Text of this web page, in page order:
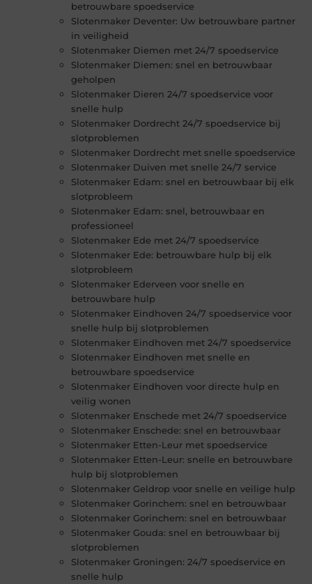
betrouwbare spoedservice
Slotenmaker Deventer: Uw betrouwbare partner
in veiligheid
Slotenmaker Diemen met 24/7 spoedservice
Slotenmaker Diemen: snel en betrouwbaar
geholpen
Slotenmaker Dieren 24/7 spoedservice voor
snelle hulp
Slotenmaker Dordrecht 24/7 spoedservice bij
slotproblemen
Slotenmaker Dordrecht met snelle spoedservice
Slotenmaker Duiven met snelle 24/7 service
Slotenmaker Edam: snel en betrouwbaar bij elk
slotprobleem
Slotenmaker Edam: snel, betrouwbaar en
professioneel
Slotenmaker Ede met 24/7 spoedservice
Slotenmaker Ede: betrouwbare hulp bij elk
slotprobleem
Slotenmaker Ederveen voor snelle en
betrouwbare hulp
Slotenmaker Eindhoven 24/7 spoedservice voor
snelle hulp bij slotproblemen
Slotenmaker Eindhoven met 24/7 spoedservice
Slotenmaker Eindhoven met snelle en
betrouwbare spoedservice
Slotenmaker Eindhoven voor directe hulp en
veilig wonen
Slotenmaker Enschede met 24/7 spoedservice
Slotenmaker Enschede: snel en betrouwbaar
Slotenmaker Etten-Leur met spoedservice
Slotenmaker Etten-Leur: snelle en betrouwbare
hulp bij slotproblemen
Slotenmaker Geldrop voor snelle en veilige hulp
Slotenmaker Gorinchem: snel en betrouwbaar
Slotenmaker Gorinchem: snel en betrouwbaar
Slotenmaker Gouda: snel en betrouwbaar bij
slotproblemen
Slotenmaker Groningen: 24/7 spoedservice en
snelle hulp